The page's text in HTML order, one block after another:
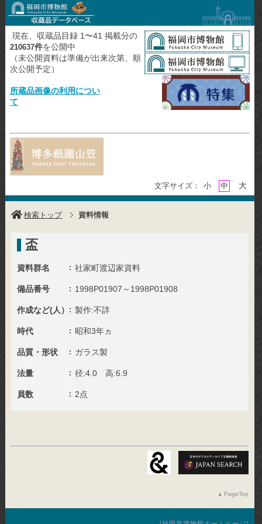
現在、収蔵品目録 1〜41 掲載分の
210637件を公開中
（未公開資料は準備が出来次第、順
次公開予定）
所蔵品画像の利用につい
て
文字サイズ： 小 中 大
検索トップ 資料情報
盃
資料群名 社家町渡辺家資料
備品番号 1998P01907～1998P01908
作成など(人） 製作:不詳
時代 昭和3年ヵ
品質・形状 ガラス製
法量 径:4.0 高:6.9
員数 2点
PageTop